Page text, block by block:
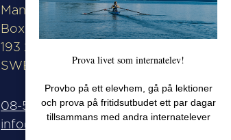
Manfred Björkquists allé 8
Box 508
193 28 Sigtuna
SWEDEN
08-592 571 00
info@sshl.se
Prova livet som internatelev!
Provbo på ett elevhem, gå på lektioner
och prova på fritidsutbudet ett par dagar
tillsammans med andra internatelever